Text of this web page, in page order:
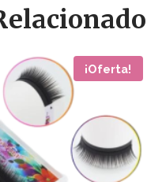
¡Oferta!